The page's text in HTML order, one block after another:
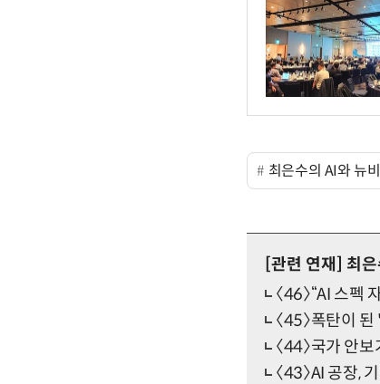
최은수의 AI와 뉴
[관련 연재]
최
〈46〉“AI 스
〈45〉폭탄이
〈44〉국가 안
〈43〉AI 공장,